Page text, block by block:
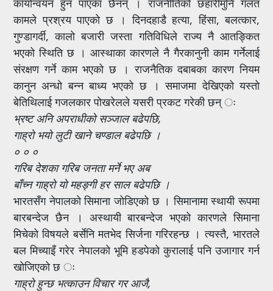
कामले प्रश्रय पाएको छ । दिनदहाडै हत्या, हिंसा, बलत्कार,
गुण्डागर्दी, कालो बजारी जस्ता गतिविधिले राज्य नै आतङ्कित
भएको स्थिति छ । आस्थाका कारणले नै गैरकानुनी काम गर्नेलाई
संरक्षण गर्ने काम भएको छ । राजनैतिक दबाबका कारण नियम
कानुन अन्धो बन्न बाध्य भएको छ । समाजमा देखिएको यस्तो
बेतिथिलाई गजलकार पोखरेलले यसरी प्रकट गरेकी छन् ः
भ्रष्ट अनि अपराधीको सञ्जाल बढेपछि,
गाह्रो भयो लुटी खाने चण्डाल बढेपछि ।
० ० ०
गरिब देशका गरिब जनता मर्ने भए अब
बाँच्न गाह्रो यो महङ्गी हर साल बढेपछि ।
भारतसँग नेपालको सिमाना जोडिएको छ । सिमानामा स्थायी रूपमा
बारबन्देज छैन । अस्थायी बारबन्देज भएको कारणले सिमाना
मिचेको विषयले बर्सेनि मतभेद सिर्जना गरिरहन्छ । त्यस्तै, भारतले
बल मिच्याइँ गरेर नेपालको भूमि हडपेको कुरालाई पनि उजागार गर्न
खोजिएको छ ः
गाह्रो हुन्छ भत्काउन विचार गर आजै,